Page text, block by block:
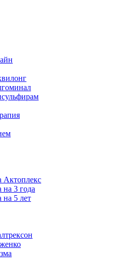
Актоплекс
на 3 года
на 5 лет